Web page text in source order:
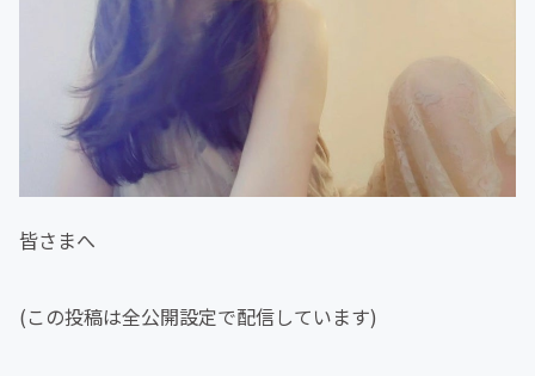
皆さまへ
(この投稿は全公開設定で配信しています)